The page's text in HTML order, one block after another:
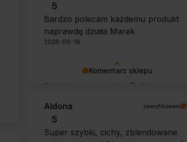
Komentarz sklepu
Dziękujemy za opinię 🙂 Cieszymy
potwierdził swoją skuteczność.
5
Bardzo polecam każdemu produkt
naprawdę działa Marek
2026-06-19
Aldona zweryfikowano
5
Super szybki, cichy, zblendowane